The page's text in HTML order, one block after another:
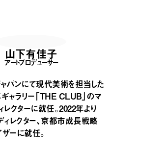
山下有佳子
アートプロデューサー
パンにて現代美術を担当した
ャラリー「THE CLUB」のマ
レクターに就任。2022年より
レクター、京都市成長戦略
ーに就任。